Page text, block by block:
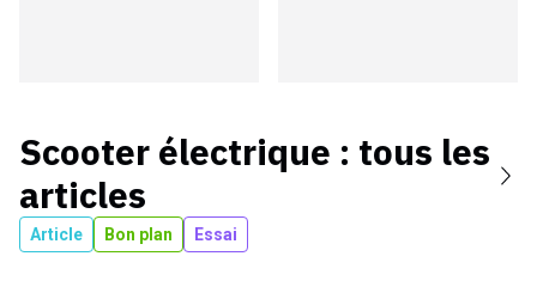
Scooter électrique : tous les
articles
Article Bon plan Essai